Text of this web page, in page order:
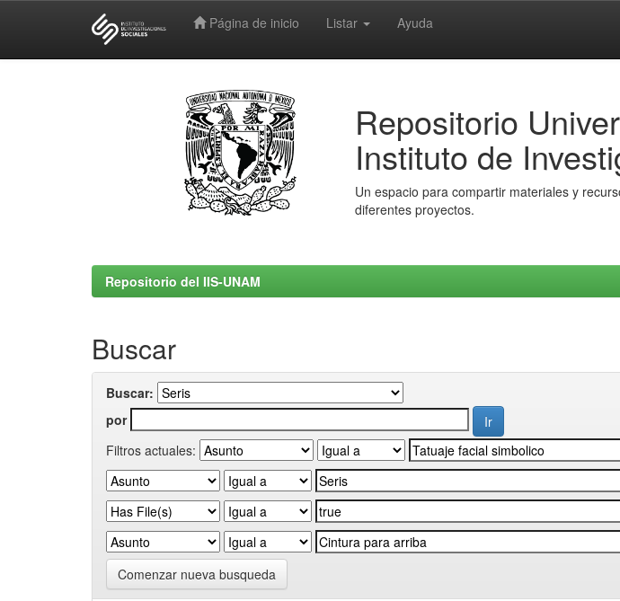
Página de inicio Listar Ayuda
Repositorio
Instituto de
Un espacio para compartir materiales y
diferentes proyectos.
Repositorio del IIS-UNAM
Buscar
Buscar:
por
Filtros actuales:
Comenzar nueva busqueda